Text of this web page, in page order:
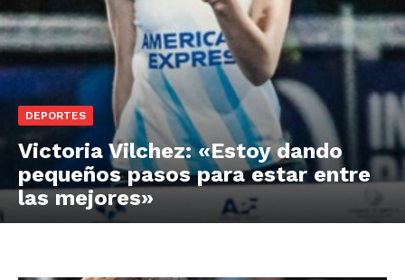
DEPORTES
Victoria Vilchez: «Estoy dando
pequeños pasos para estar entre
las mejores»